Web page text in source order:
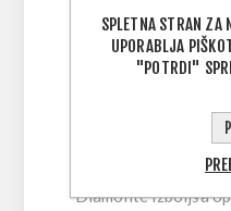
zahtevno moto in
diamantna dimple
izboljša udobje
Ne glede na to, ali
nadgrajuješ za boljši
Diamonte izboljša
SPLETNA STRAN ZA
UPORABLJA
"POTRDI"